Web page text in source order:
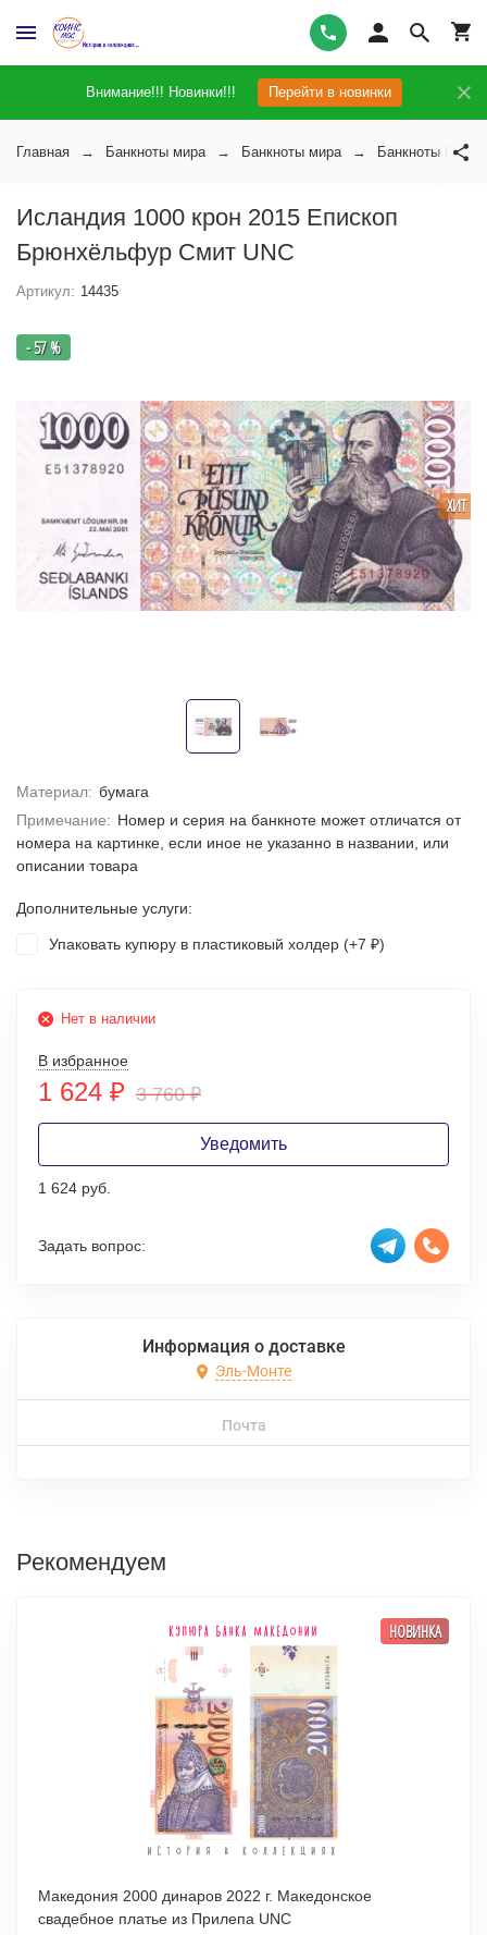
Внимание!!! Новинки!!! Перейти в новинки
Главная Банкноты мира Банкноты мира Банкноты
Исландия 1000 крон 2015 Епископ
Брюнхёльфур Смит UNC
Артикул: 14435
ХИТ
- 57 %
Материал: бумага
Примечание: Номер и серия на банкноте может отличатся от
номера на картинке, если иное не указанно в названии, или
описании товара
Дополнительные услуги:
Упаковать купюру в пластиковый холдер (+7 ₽)
Нет в наличии
В избранное
1 624 ₽ 3 760₽
Уведомить
1 624 руб.
Задать вопрос:
Информация о доставке
Эль-Монте
Почта
Рекомендуем
НОВИНКА
Македония 2000 динаров 2022 г. Македонское
свадебное платье из Прилепа UNC